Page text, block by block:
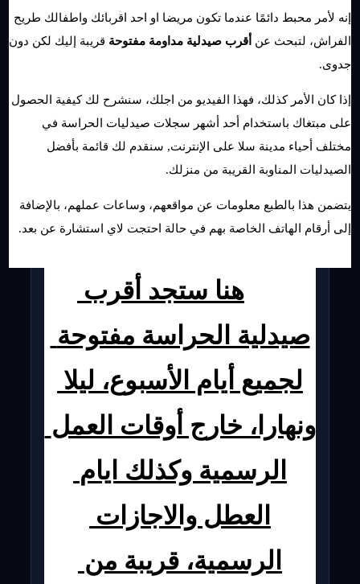
الفراش، لتبحث عن أقرب صيدلية مداومة مفتوحة
جدوى.
الصيدليات المناوبة القريبة من منزلك.
إلى أرقام الهاتف الخاصة بهم في حالة احتجت لاي استشارة عن بعد.